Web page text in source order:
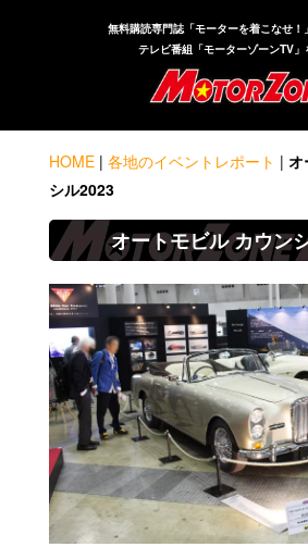
無料購読専門誌「モーターを着こなせ！
テレビ番組「モーターゾーンTV」
HOME| 各地のイベントレポート | オ
シル2023
オートモビル カウン